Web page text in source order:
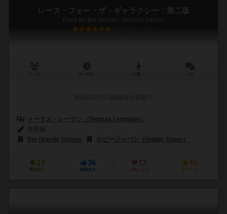
レース・フォー・ザ・ギャラクシー：第二版
Race for the Galaxy - Second Edition
6.2
トーマス・レーマン（Thomas Lehmann）
Rio Grande Games
ホビージャパン（Hobby Japan）
13
興味あり
36
経験あり
13
お気に入り
65
持ってる